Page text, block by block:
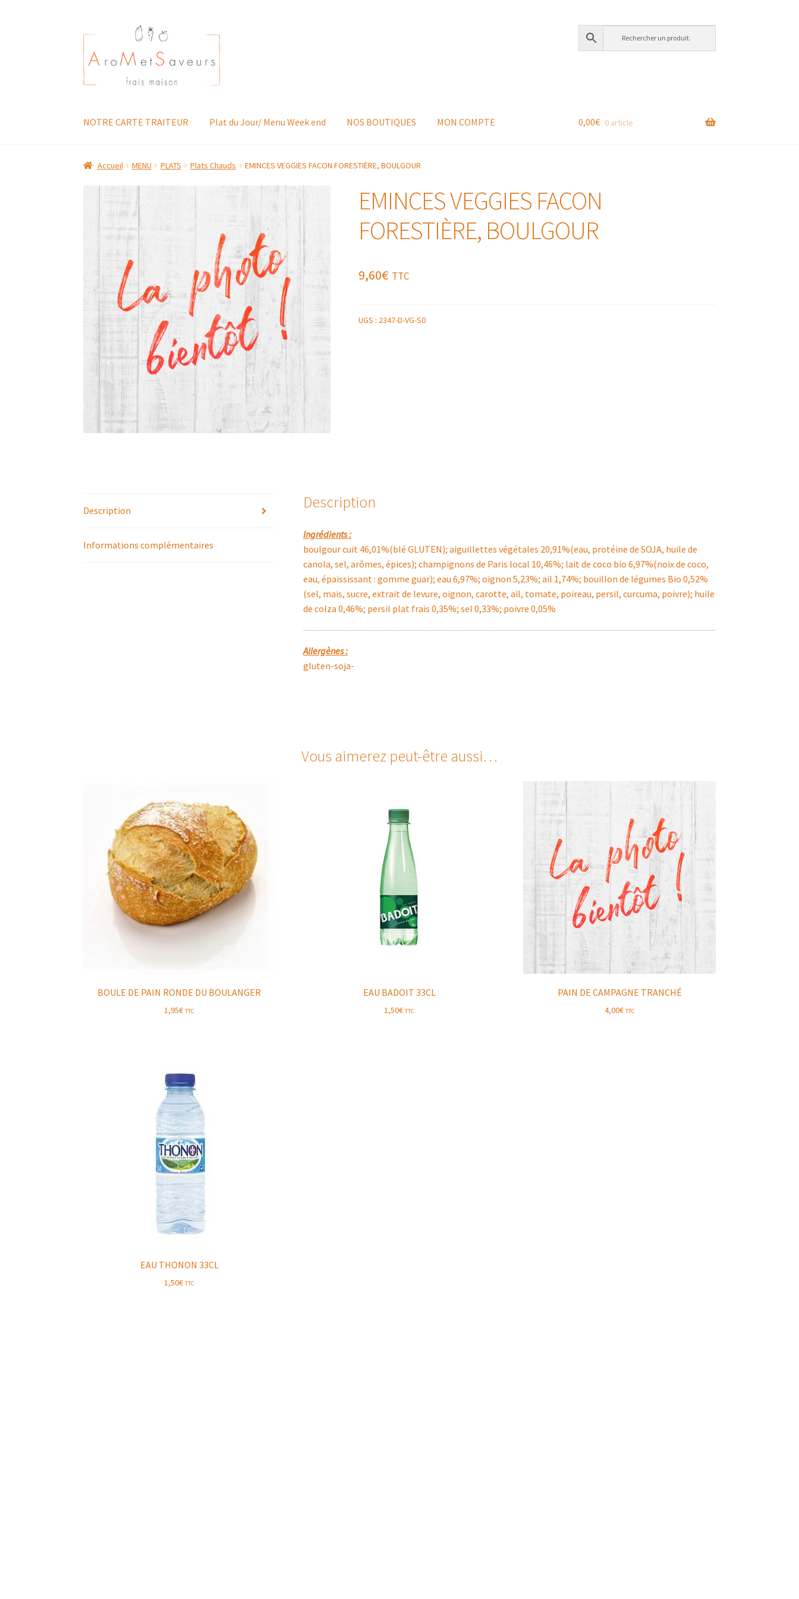
Aller
à
la
navigation
Aller
au
contenu
NOTRE CARTE TRAITEUR Plat du Jour/ Menu Week end NOS BOUTIQUES MON COMPTE 0,00€ 0 article
Accueil MENU PLATS Plats Chauds EMINCES VEGGIES FACON FORESTIÈRE, BOULGOUR
EMINCES VEGGIES FACON
FORESTIÈRE, BOULGOUR
9,60€ TTC
UGS : 2347-D-VG-S0
Description
Informations complémentaires
Description
Ingrédients :
boulgour cuit 46,01%(blé GLUTEN); aiguillettes végétales 20,91%(eau, protéine de SOJA, huile de
canola, sel, arômes, épices); champignons de Paris local 10,46%; lait de coco bio 6,97%(noix de coco,
eau, épaississant : gomme guar); eau 6,97%; oignon 5,23%; ail 1,74%; bouillon de légumes Bio 0,52%
(sel, mais, sucre, extrait de levure, oignon, carotte, ail, tomate, poireau, persil, curcuma, poivre); huile
de colza 0,46%; persil plat frais 0,35%; sel 0,33%; poivre 0,05%
Allergènes :
gluten-soja-
Vous aimerez peut-être aussi…
BOULE DE PAIN RONDE DU BOULANGER
1,95€ TTC
EAU BADOIT 33CL
1,50€ TTC
PAIN DE CAMPAGNE TRANCHÉ
4,00€ TTC
EAU THONON 33CL
1,50€ TTC